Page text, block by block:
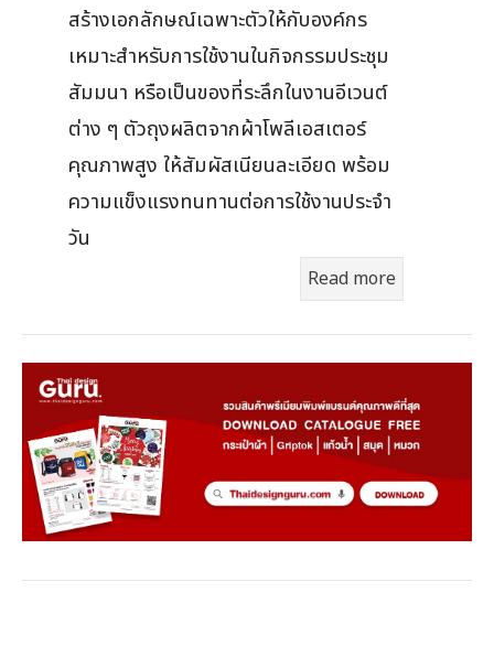
สร้างเอกลักษณ์เฉพาะตัวให้กับองค์กร
เหมาะสำหรับการใช้งานในกิจกรรมประชุม
สัมมนา หรือเป็นของที่ระลึกในงานอีเวนต์
ต่าง ๆ ตัวถุงผลิตจากผ้าโพลีเอสเตอร์
คุณภาพสูง ให้สัมผัสเนียนละเอียด พร้อม
ความแข็งแรงทนทานต่อการใช้งานประจำ
วัน
Read more